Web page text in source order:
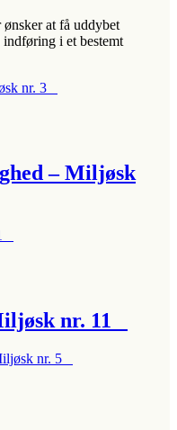
at få uddybet
indføring i et bestemt
– Miljøsk
nr. 11